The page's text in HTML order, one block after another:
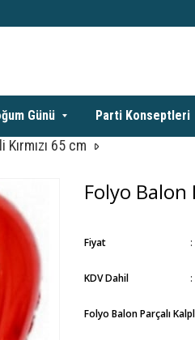
Günü Parti Konseptleri
65 cm
Folyo Balon
Fiyat :
KDV Dahil :
Folyo Balon Parçalı